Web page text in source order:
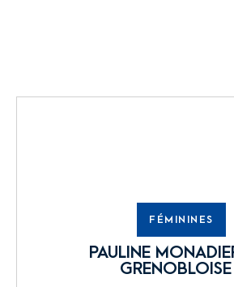
FÉMININES
PAULINE